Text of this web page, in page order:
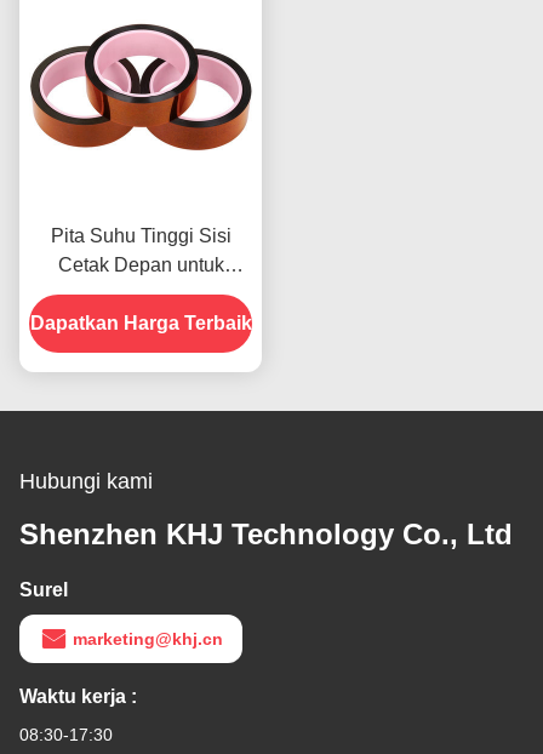
Pita Suhu Tinggi Sisi
Cetak Depan untuk
Produk Dalam Stok
Dapatkan Harga Terbaik
Hubungi kami
Shenzhen KHJ Technology Co., Ltd
Surel
marketing@khj.cn
Waktu kerja :
08:30-17:30